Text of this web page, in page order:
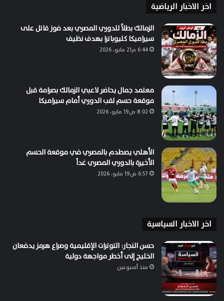
اخر الاخبار الرياضية
الزمالك بطلاً للدوري المصري بعد فوز قاتل على
سيراميكا كليوباترا بهدف نظيف
6:44 م21 مايو، 2026
معتمد جمال يحاضر لاعبي الزمالك بصرامة قبل
موقعة حسم لقب الدوري أمام سيراميكا
8:02 ص19 مايو، 2026
الأهلي يصطدم بالمصري في موقعة الحسم
الأخيرة بالدوري المصري غداً
6:57 ص19 مايو، 2026
اخر الاخبار السياسية
حسن النجار: التوترات الإقليمية وصراع هرمز يدفعان
الخليج إلى أخطر مواجهة دولية
منذ أسبوعين